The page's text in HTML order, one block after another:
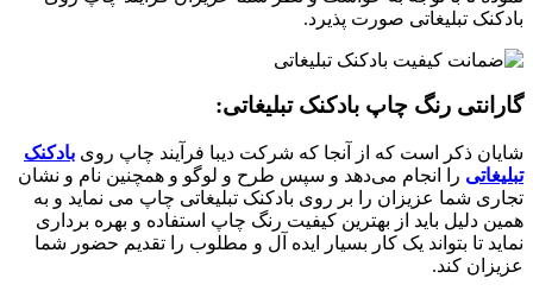
بادکنک تبلیغاتی صورت پذیرد.
گارانتی رنگ چاپ بادکنک تبلیغاتی:
شایان ذکر است که از آنجا که شرکت دیبا فرآیند چاپ روی بادکنک
تبلیغاتی را انجام می‌دهد و سپس طرح و لوگو و همچنین نام و نشان
تجاری شما عزیزان را بر روی بادکنک تبلیغاتی چاپ می نماید و به
همین دلیل باید از بهترین کیفیت رنگ چاپ استفاده و بهره برداری
نماید تا بتواند یک کار بسیار ایده آل و مطلوب را تقدیم حضور شما
عزیزان کند.